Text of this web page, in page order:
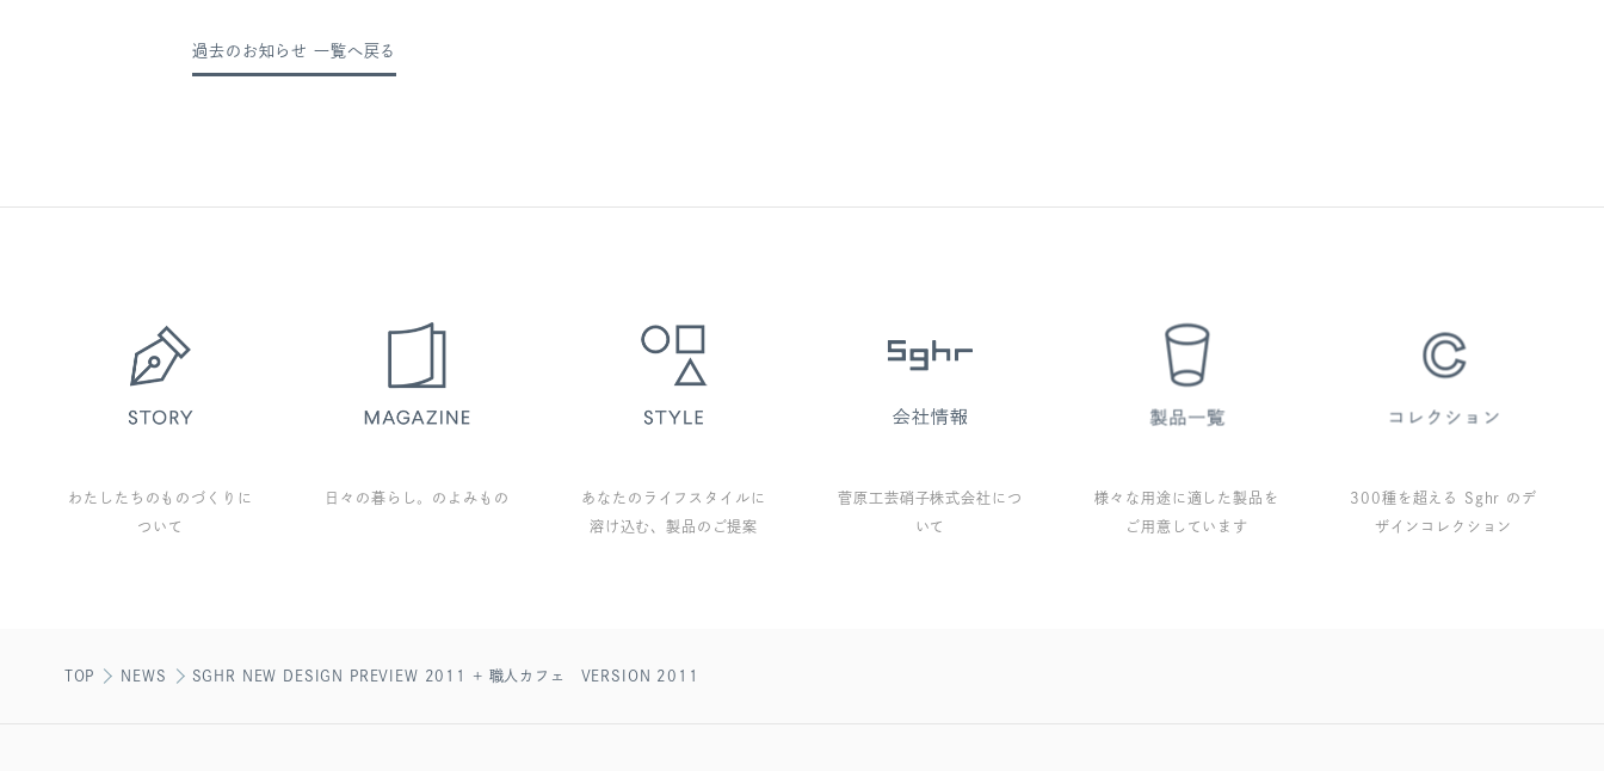
過去のお知らせ 一覧へ戻る
わたしたちのものづくりに
ついて
日々の暮らし。のよみもの
あなたのライフスタイルに
溶け込む、製品のご提案
菅原工芸硝子株式会社につ
いて
様々な用途に適した製品を
ご用意しています
300種を超える Sghr のデ
ザインコレクション
TOP NEWS SGHR NEW DESIGN PREVIEW 2011 + 職人カフェ VERSION 2011